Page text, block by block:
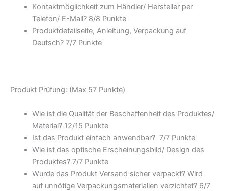
Kontaktmöglichkeit zum Händler/ Hersteller per
Telefon/ E-Mail? 8/8 Punkte
Produktdetailseite, Anleitung, Verpackung auf
Deutsch? 7/7 Punkte
Produkt Prüfung: (Max 57 Punkte)
Wie ist die Qualität der Beschaffenheit des Produktes/
Material? 12/15 Punkte
Ist das Produkt einfach anwendbar? 7/7 Punkte
Wie ist das optische Erscheinungsbild/ Design des
Produktes? 7/7 Punkte
Wurde das Produkt Versand sicher verpackt? Wird
auf unnötige Verpackungsmaterialien verzichtet? 6/7